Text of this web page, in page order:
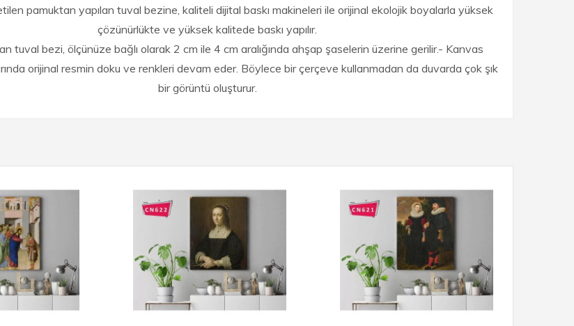
pamuktan yapılan tuval bezine, kaliteli dijital baskı makineleri ile orijinal ekolojik boyalarla yüksek
çözünürlükte ve yüksek kalitede baskı yapılır.
tuval bezi, ölçünüze bağlı olarak 2 cm ile 4 cm aralığında ahşap şaselerin üzerine gerilir.- Kanvas
orijinal resmin doku ve renkleri devam eder. Böylece bir çerçeve kullanmadan da duvarda çok şık
bir görüntü oluşturur.